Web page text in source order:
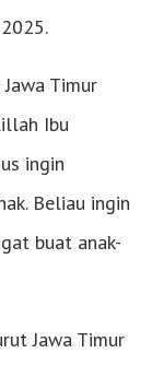
Timur
Ibu
ingin
Beliau ingin
buat anak-
Jawa Timur